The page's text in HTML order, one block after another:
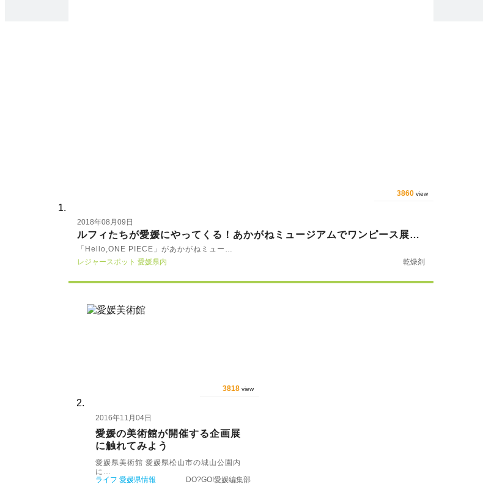
3860 view
2018年08月09日
ルフィたちが愛媛にやってくる！あかがねミュージアムでワンピース展開
催中！
「Hello,ONE PIECE」があかがねミュー…
レジャースポット 愛媛県内 乾燥剤
3818 view
2016年11月04日
愛媛の美術館が開催する企画展
に触れてみよう
愛媛県美術館 愛媛県松山市の城山公園内
に…
ライフ 愛媛県情報 DO?GO!愛媛編集部